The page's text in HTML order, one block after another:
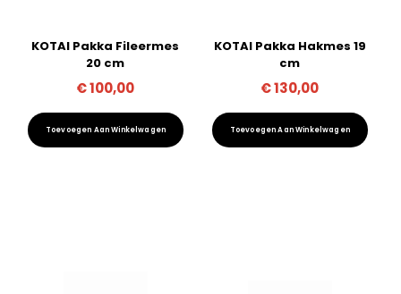
KOTAI Pakka Fileermes
20 cm
€100,00
Toevoegen Aan Winkelwagen
KOTAI Pakka Hakmes 19
cm
€130,00
Toevoegen Aan Winkelwagen